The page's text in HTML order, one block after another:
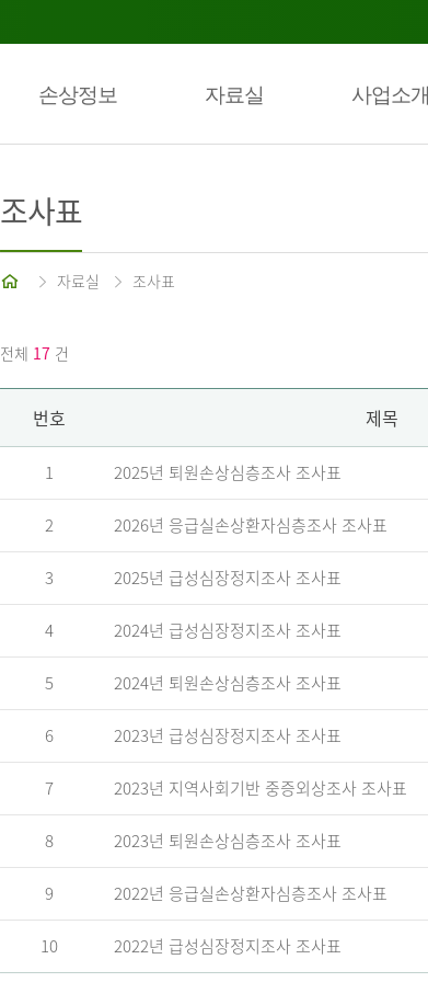
손상정보 자료실 사업소개
조사표
홈 자료실 조사표
전체 17 건
번호 제목
1 2025년 퇴원손상심층조사 조사표
2 2026년 응급실손상환자심층조사 조사표
3 2025년 급성심장정지조사 조사표
4 2024년 급성심장정지조사 조사표
5 2024년 퇴원손상심층조사 조사표
6 2023년 급성심장정지조사 조사표
7 2023년 지역사회기반 중증외상조사 조사표
8 2023년 퇴원손상심층조사 조사표
9 2022년 응급실손상환자심층조사 조사표
10 2022년 급성심장정지조사 조사표